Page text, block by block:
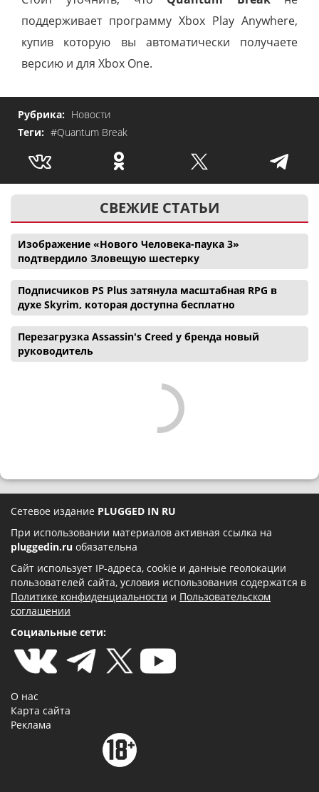
поддерживает программу Xbox Play Anywhere,
купив которую вы автоматически получаете
версию и для Xbox One.
Рубрика: Новости
Теги: #Quantum Break
СВЕЖИЕ СТАТЬИ
Изображение «Нового Человека-паука 3»
подтвердило Зловещую шестерку
Подписчиков PS Plus затянула масштабная RPG в
духе Skyrim, которая доступна бесплатно
Перезагрузка Assassin's Creed у бренда новый
руководитель
Сетевое издание PLUGGED IN RU
При использовании материалов активная ссылка на
pluggedin.ru обязательна
Сайт использует IP-адреса, cookie и данные геолокации
пользователей сайта, условия использования содержатся в
Политике конфиденциальности и Пользовательском
соглашении
Социальные сети:
О нас
Карта сайта
Реклама